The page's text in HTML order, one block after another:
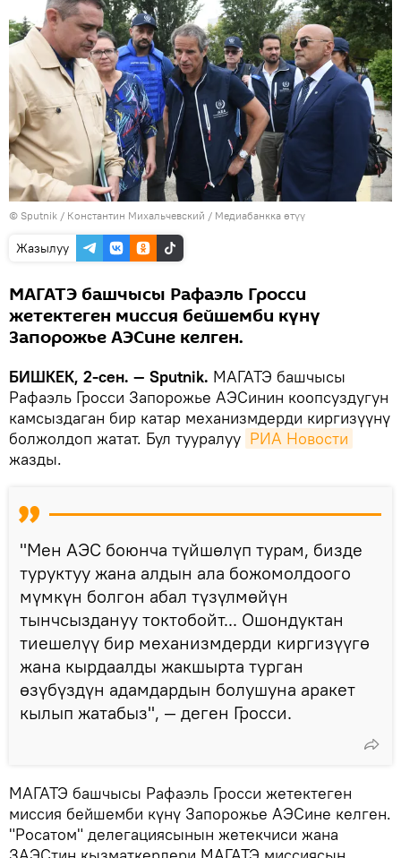
© Sputnik / Константин Михальчевский / Медиабанкка өтүү
Жазылуу
МАГАТЭ башчысы Рафаэль Гросси
жетектеген миссия бейшемби күнү
Запорожье АЭСине келген.
БИШКЕК, 2-сен. — Sputnik. МАГАТЭ башчысы
Рафаэль Гросси Запорожье АЭСинин коопсуздугун
камсыздаган бир катар механизмдерди киргизүүнү
болжолдоп жатат. Бул тууралуу РИА Новости
жазды.
"Мен АЭС боюнча түйшөлүп турам, бизде
туруктуу жана алдын ала божомолдоого
мүмкүн болгон абал түзүлмөйүн
тынчсыздануу токтобойт... Ошондуктан
тиешелүү бир механизмдерди киргизүүгө
жана кырдаалды жакшырта турган
өзүбүздүн адамдардын болушуна аракет
кылып жатабыз", — деген Гросси.
МАГАТЭ башчысы Рафаэль Гросси жетектеген
миссия бейшемби күнү Запорожье АЭСине келген.
"Росатом" делегациясынын жетекчиси жана